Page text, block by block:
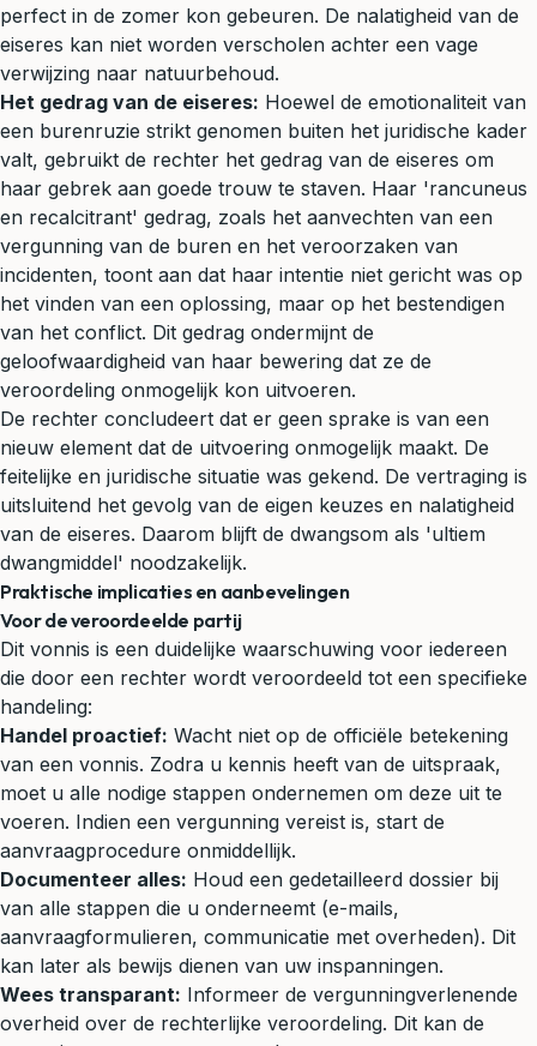
perfect in de zomer kon gebeuren. De nalatigheid van de
eiseres kan niet worden verscholen achter een vage
verwijzing naar natuurbehoud.
Het gedrag van de eiseres: Hoewel de emotionaliteit van
een burenruzie strikt genomen buiten het juridische kader
valt, gebruikt de rechter het gedrag van de eiseres om
haar gebrek aan goede trouw te staven. Haar 'rancuneus
en recalcitrant' gedrag, zoals het aanvechten van een
vergunning van de buren en het veroorzaken van
incidenten, toont aan dat haar intentie niet gericht was op
het vinden van een oplossing, maar op het bestendigen
van het conflict. Dit gedrag ondermijnt de
geloofwaardigheid van haar bewering dat ze de
veroordeling onmogelijk kon uitvoeren.
De rechter concludeert dat er geen sprake is van een
nieuw element dat de uitvoering onmogelijk maakt. De
feitelijke en juridische situatie was gekend. De vertraging is
uitsluitend het gevolg van de eigen keuzes en nalatigheid
van de eiseres. Daarom blijft de dwangsom als 'ultiem
dwangmiddel' noodzakelijk.
Praktische implicaties en aanbevelingen
Voor de veroordeelde partij
Dit vonnis is een duidelijke waarschuwing voor iedereen
die door een rechter wordt veroordeeld tot een specifieke
handeling:
Handel proactief: Wacht niet op de officiële betekening
van een vonnis. Zodra u kennis heeft van de uitspraak,
moet u alle nodige stappen ondernemen om deze uit te
voeren. Indien een vergunning vereist is, start de
aanvraagprocedure onmiddellijk.
Documenteer alles: Houd een gedetailleerd dossier bij
van alle stappen die u onderneemt (e-mails,
aanvraagformulieren, communicatie met overheden). Dit
kan later als bewijs dienen van uw inspanningen.
Wees transparant: Informeer de vergunningverlenende
overheid over de rechterlijke veroordeling. Dit kan de